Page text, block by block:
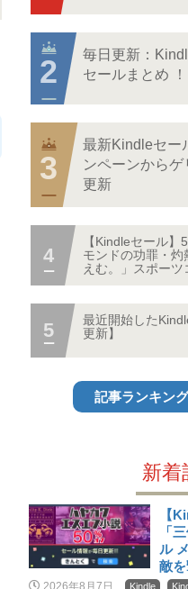
毎日更新：
セールまとめ ！
最新Kindleセー
ンペーンからゲ
更新
【Kindleセール
モンドの功罪・灼
えむ。」スポーツ
最近開始した
更新】
記事ランキン
新着
【
「
ル
敵
ル
2026年8月7日 Kindle